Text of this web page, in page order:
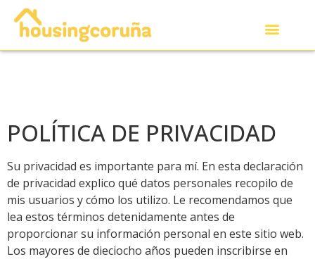
POLÍTICA DE PRIVACIDAD
Su privacidad es importante para mí. En esta declaración
de privacidad explico qué datos personales recopilo de
mis usuarios y cómo los utilizo. Le recomendamos que
lea estos términos detenidamente antes de
proporcionar su información personal en este sitio web.
Los mayores de dieciocho años pueden inscribirse en